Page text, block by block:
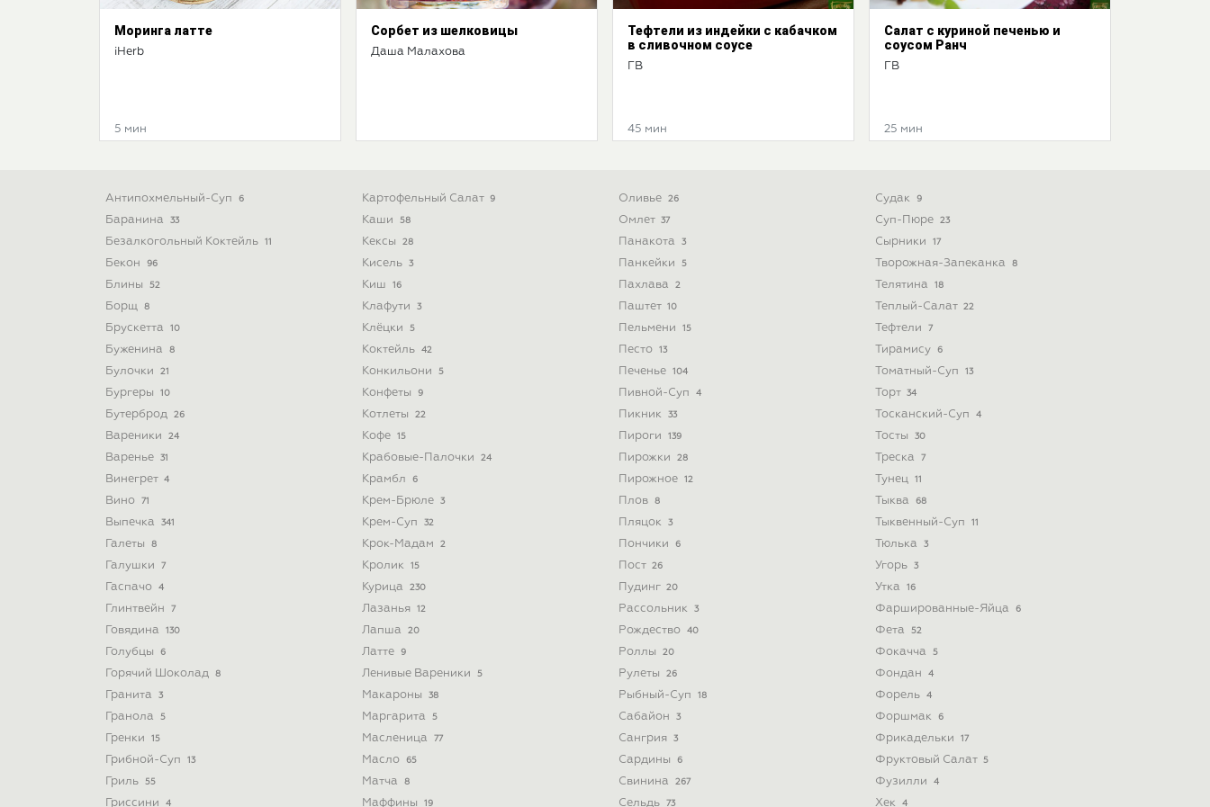
Моринга латте
iHerb
5 мин
Сорбет из шелковицы
Даша Малахова
Тефтели из индейки с кабачком
в сливочном соусе
ГВ
45 мин
Салат с куриной печенью и
соусом Ранч
ГВ
25 мин
Антипохмельный-Суп 6
Баранина 33
Безалкогольный Коктейль 11
Бекон 96
Блины 52
Борщ 8
Брускетта 10
Буженина 8
Булочки 21
Бургеры 10
Бутерброд 26
Вареники 24
Варенье 31
Винегрет 4
Вино 71
Выпечка 341
Галеты 8
Галушки 7
Гаспачо 4
Глинтвейн 7
Говядина 130
Голубцы 6
Горячий Шоколад 8
Гранита 3
Гранола 5
Гренки 15
Грибной-Суп 13
Гриль 55
Гриссини 4
Картофельный Салат 9
Каши 58
Кексы 28
Кисель 3
Киш 16
Клафути 3
Клёцки 5
Коктейль 42
Конкильони 5
Конфеты 9
Котлеты 22
Кофе 15
Крабовые-Палочки 24
Крамбл 6
Крем-Брюле 3
Крем-Суп 32
Крок-Мадам 2
Кролик 15
Курица 230
Лазанья 12
Лапша 20
Латте 9
Ленивые Вареники 5
Макароны 38
Маргарита 5
Масленица 77
Масло 65
Матча 8
Маффины 19
Оливье 26
Омлет 37
Панакота 3
Панкейки 5
Пахлава 2
Паштет 10
Пельмени 15
Песто 13
Печенье 104
Пивной-Суп 4
Пикник 33
Пироги 139
Пирожки 28
Пирожное 12
Плов 8
Пляцок 3
Пончики 6
Пост 26
Пудинг 20
Рассольник 3
Рождество 40
Роллы 20
Рулеты 26
Рыбный-Суп 18
Сабайон 3
Сангрия 3
Сардины 6
Свинина 267
Сельдь 73
Судак 9
Суп-Пюре 23
Сырники 17
Творожная-Запеканка 8
Телятина 18
Теплый-Салат 22
Тефтели 7
Тирамису 6
Томатный-Суп 13
Торт 34
Тосканский-Суп 4
Тосты 30
Треска 7
Тунец 11
Тыква 68
Тыквенный-Суп 11
Тюлька 3
Угорь 3
Утка 16
Фаршированные-Яйца 6
Фета 52
Фокачча 5
Фондан 4
Форель 4
Форшмак 6
Фрикадельки 17
Фруктовый Салат 5
Фузилли 4
Хек 4